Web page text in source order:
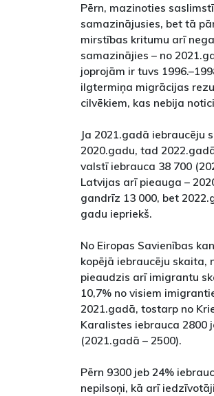
Pērn, mazinoties
samazinājusies, bet tā
mirstības kritumu arī
samazinājies – no
joprojām ir tuvs
ilgtermiņa migrācijas
cilvēkiem, kas nebija
Ja 2021.gadā iebraucēju
2020.gadu, tad
valstī iebrauca 38 700
Latvijas arī pieauga –
gandrīz 13 000, bet
gadu iepriekš.
No Eiropas Savienības
kopējā iebraucēju skaita,
pieaudzis arī imigrantu
10,7% no visiem
2021.gadā, tostarp no
Karalistes iebrauca 2800
(2021.gadā – 2500).
Pērn 9300 jeb 24%
nepilsoņi, kā arī